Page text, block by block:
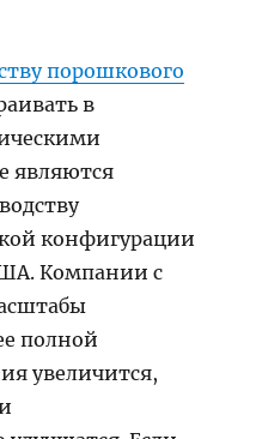
порошкового
в
являются
конфигурации
Компании с
полной
увеличится,